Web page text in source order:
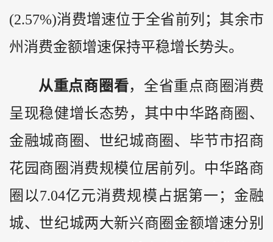
(2.57%)消费增速位于全省前列；其余市
州消费金额增速保持平稳增长势头。
从重点商圈看，全省重点商圈消费
呈现稳健增长态势，其中中华路商圈、
金融城商圈、世纪城商圈、毕节市招商
花园商圈消费规模位居前列。中华路商
圈以7.04亿元消费规模占据第一；金融
城、世纪城两大新兴商圈金额增速分别